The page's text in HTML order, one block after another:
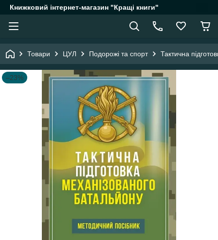
Книжковий інтернет-магазин "Кращі книги"
Товари ЦУЛ Подорожі та спорт Тактична
–23%